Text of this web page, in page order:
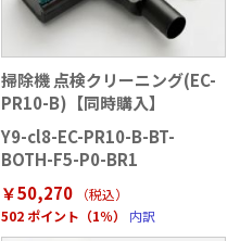
掃除機 点検クリーニング(EC-
PR10-B)【同時購入】
Y9-cl8-EC-PR10-B-BT-
BOTH-F5-P0-BR1
￥50,270
（税込）
502 ポイント（1％）
内訳